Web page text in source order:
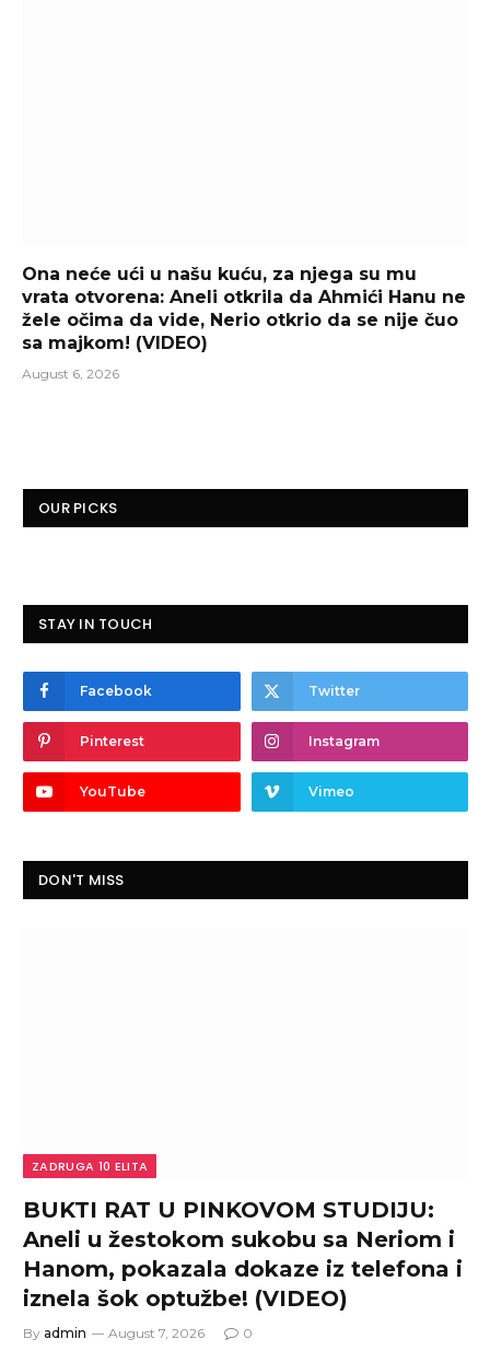
Ona neće ući u našu kuću, za njega su mu
vrata otvorena: Aneli otkrila da Ahmići Hanu ne
žele očima da vide, Nerio otkrio da se nije čuo
sa majkom! (VIDEO)
August 6, 2026
OUR PICKS
STAY IN TOUCH
Facebook Twitter
Pinterest Instagram
YouTube Vimeo
DON'T MISS
ZADRUGA 10 ELITA
BUKTI RAT U PINKOVOM STUDIJU:
Aneli u žestokom sukobu sa Neriom i
Hanom, pokazala dokaze iz telefona i
iznela šok optužbe! (VIDEO)
By admin August 7, 2026 0